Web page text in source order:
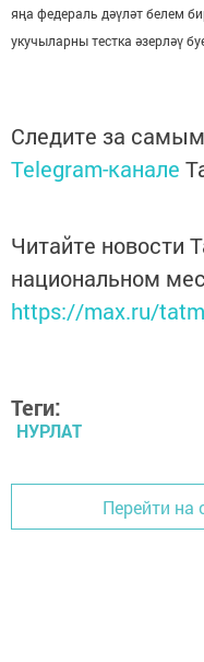
яңа федераль дәүләт белем
укучыларны тестка әзерләү
Следите за
Telegram-канале
Читайте новости
национальном
https://max.ru/
Теги:
НУРЛАТ
Перейти на